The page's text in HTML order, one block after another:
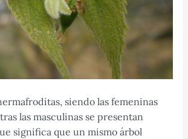
siendo las femeninas
las masculinas se presentan
significa que un mismo árbol